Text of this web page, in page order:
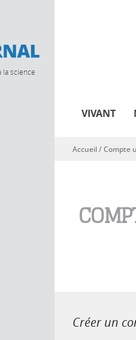
la science
VIVANT
Vous êtes ici
Accueil/Compte
Créer un